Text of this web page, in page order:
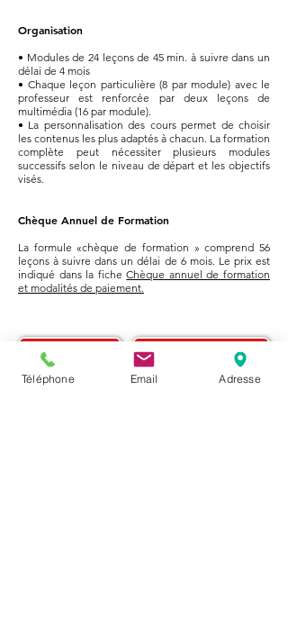
Organisation
• Modules de 24 leçons de 45 min. à suivre dans un
délai de 4 mois
• Chaque leçon particulière (8 par module) avec le
professeur est renforcée par deux leçons de
multimédia (16 par module).
• La personnalisation des cours permet de choisir
les contenus les plus adaptés à chacun. La formation
complète peut nécessiter plusieurs modules
successifs selon le niveau de départ et les objectifs
visés.
Chèque Annuel de Formation
La formule «chèque de formation » comprend 56
leçons à suivre dans un délai de 6 mois. Le prix est
indiqué dans la ficheChèque annuel de formation
et modalités de paiement.
< Langues Retour à l'accueil
Téléphone Email Adresse